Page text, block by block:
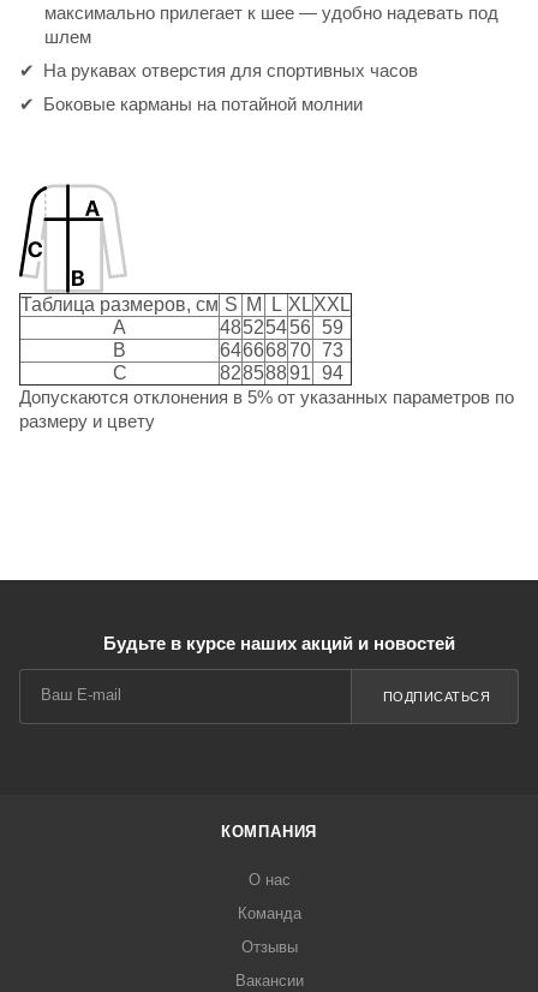
максимально прилегает к шее — удобно надевать под
шлем
На рукавах отверстия для спортивных часов
Боковые карманы на потайной молнии
Таблица размеров, см S M L XLXXL
A
48525456 59
B
64666870 73
C
82858891 94
Допускаются отклонения в 5% от указанных параметров по
размеру и цвету
Будьте в курсе наших акций и новостей
ПОДПИСАТЬСЯ
КОМПАНИЯ
О нас
Команда
Отзывы
Вакансии